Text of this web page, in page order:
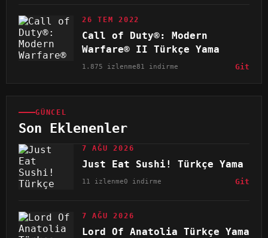
26 TEM 2022
Call of Duty®: Modern
Warfare® II Türkçe Yama
1.875 izlenme81 indirme Git
GÜNCEL
Son Eklenenler
7 AĞU 2026
Just Eat Sushi! Türkçe Yama
11 izlenme0 indirme Git
7 AĞU 2026
Lord Of Anatolia Türkçe Yama